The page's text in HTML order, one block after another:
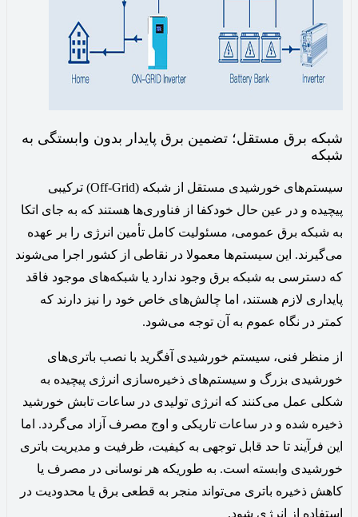
شبکه برق مستقل؛ تضمین برق پایدار بدون وابستگی به
شبکه
سیستم‌های خورشیدی مستقل از شبکه (Off-Grid) ترکیبی
پیچیده و در عین حال خودکفا از فناوری‌ها هستند که به جای اتکا
به شبکه برق عمومی، مسئولیت کامل تأمین انرژی را بر عهده
می‌گیرند. این سیستم‌ها معمولا در نقاطی از کشور اجرا می‌شوند
که دسترسی به شبکه برق وجود ندارد یا شبکه‌های موجود فاقد
پایداری لازم هستند، اما چالش‌های خاص خود را نیز دارند که
کمتر در نگاه عموم به آن توجه می‌شود.
از منظر فنی، سیستم خورشیدی آفگرید با نصب باتری‌های
خورشیدی بزرگ و سیستم‌های ذخیره‌سازی انرژی پیچیده به
شکلی عمل می‌کنند که انرژی تولیدی در ساعات تابش خورشید
ذخیره شده و در ساعات تاریکی و اوج مصرف آزاد می‌گردد. اما
این فرآیند تا حد قابل توجهی به کیفیت، ظرفیت و مدیریت باتری
خورشیدی وابسته است. به طوریکه هر نوسانی در مصرف یا
کاهش ذخیره باتری می‌تواند منجر به قطعی برق یا محدودیت در
استفاده از انرژی شود.